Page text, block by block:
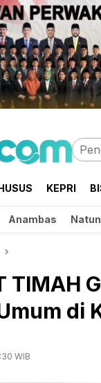
KEPRI
Anambas
TIMAH
di
WIB